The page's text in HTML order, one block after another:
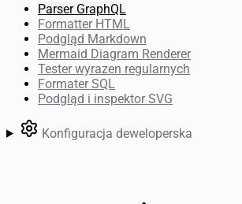
Parser GraphQL
Formatter HTML
Podgląd Markdown
Mermaid Diagram Renderer
Tester wyrazen regularnych
Formater SQL
Podgląd i inspektor SVG
Konfiguracja deweloperska